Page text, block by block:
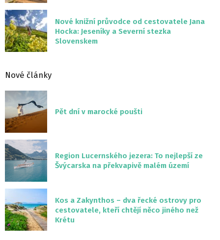
Nové knižní průvodce od cestovatele Jana
Hocka: Jeseníky a Severní stezka
Slovenskem
Nové články
Pět dní v marocké poušti
Region Lucernského jezera: To nejlepší ze
Švýcarska na překvapivě malém území
Kos a Zakynthos – dva řecké ostrovy pro
cestovatele, kteří chtějí něco jiného než
Krétu